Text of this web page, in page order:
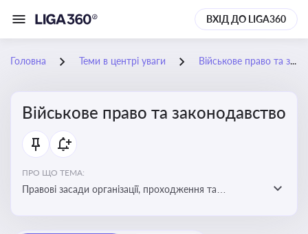
ВХІД ДО LIGA360
Головна Теми в центрі уваги Військове право та законодавство
Військове право та законодавство
ПРО ЩО ТЕМА:
Правові засади організації, проходження та